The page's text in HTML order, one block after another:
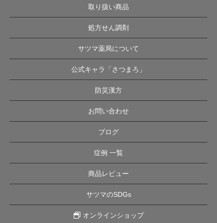
取り扱い商品
処方せん調剤
サツマ薬局について
公式キャラ「さつまろ」
防災漢方
お問い合わせ
ブログ
症例 一覧
商品レビュー
サツマのSDGs
オンラインショップ